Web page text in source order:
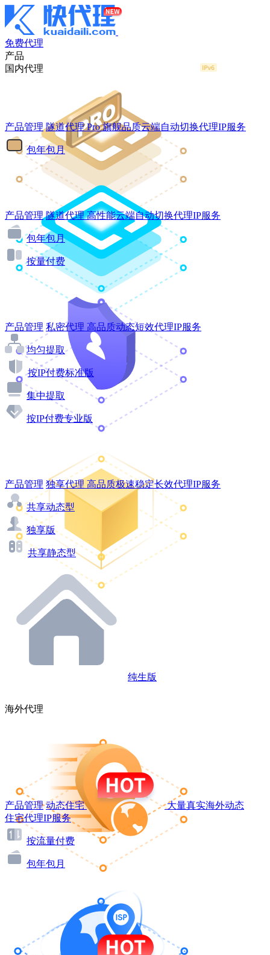
免费代理
产品
国内代理
产品管理 隧道代理Pro 旗舰品质云端自动切换代理IP服务
包年包月
产品管理 隧道代理 高性能云端自动切换代理IP服务
包年包月
按量付费
产品管理 私密代理 高品质动态短效代理IP服务
均匀提取
按IP付费标准版
集中提取
按IP付费专业版
产品管理 独享代理 高品质极速稳定长效代理IP服务
共享动态型
独享版
共享静态型
纯生版
海外代理
产品管理 动态住宅
大量真实海外动态
住宅代理IP服务
按流量付费
包年包月